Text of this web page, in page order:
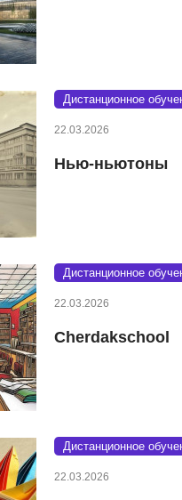
Дистанционное
22.03.2026
Нью-ньютоны
Дистанционное
22.03.2026
Cherdakschool
Дистанционное
22.03.2026